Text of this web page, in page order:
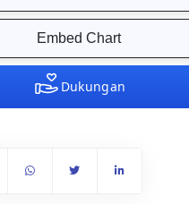
Embed Chart